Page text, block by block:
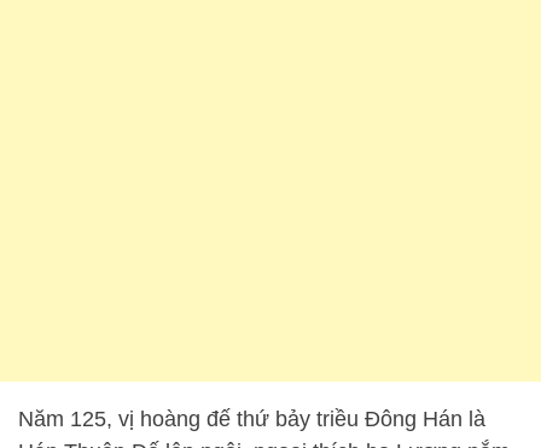
Năm 125, vị hoàng đế thứ bảy triều Đông Hán là